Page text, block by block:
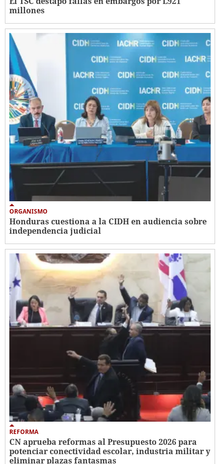
millones
ORGANISMO
Honduras cuestiona a la CIDH en audiencia sobre
independencia judicial
REFORMA
CN aprueba reformas al Presupuesto 2026 para
potenciar conectividad escolar, industria militar y
eliminar plazas fantasmas